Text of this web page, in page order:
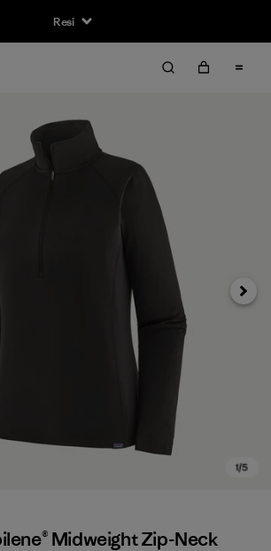
Resi
Avanti
Midweight Zip-Neck